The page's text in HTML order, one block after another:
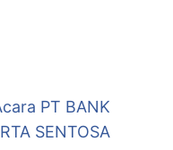
PT BANK
SENTOSA